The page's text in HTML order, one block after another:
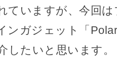
ていますが、今回
ンガジェット「
したいと思います。